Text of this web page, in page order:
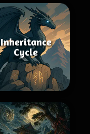
Inheritance
Cycle